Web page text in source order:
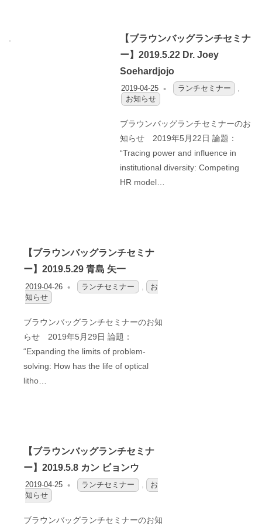
【ブラウンバッグランチセミナ
ー】2019.5.22 Dr. Joey
Soehardjojo
2019-04-25 OFO2_TESTIIR
ランチセミナー
,
お知らせ
ブラウンバッグランチセミナーのお
知らせ 2019年5月22日 論題：
“Tracing power and influence in
institutional diversity: Competing
HR model…
【ブラウンバッグランチセミナ
ー】2019.5.29 青島 矢一
2019-04-26 OFO2_TESTIIR
ランチセミナー
お
知らせ
ブラウンバッグランチセミナーのお知
らせ 2019年5月29日 論題：
“Expanding the limits of problem-
solving: How has the life of optical
litho…
【ブラウンバッグランチセミナ
ー】2019.5.8 カン ビョンウ
2019-04-25 OFO2_TESTIIR
ランチセミナー ,
お
知らせ
ブラウンバッグランチセミナーのお知